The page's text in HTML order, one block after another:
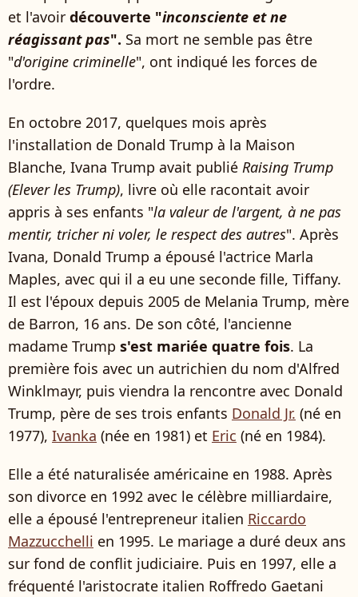
et l'avoir découverte "inconsciente et ne
réagissant pas". Sa mort ne semble pas être
"d'origine criminelle", ont indiqué les forces de
l'ordre.
En octobre 2017, quelques mois après
l'installation de Donald Trump à la Maison
Blanche, Ivana Trump avait publié Raising Trump
(Elever les Trump), livre où elle racontait avoir
appris à ses enfants "la valeur de l'argent, à ne pas
mentir, tricher ni voler, le respect des autres". Après
Ivana, Donald Trump a épousé l'actrice Marla
Maples, avec qui il a eu une seconde fille, Tiffany.
Il est l'époux depuis 2005 de Melania Trump, mère
de Barron, 16 ans. De son côté, l'ancienne
madame Trump s'est mariée quatre fois. La
première fois avec un autrichien du nom d'Alfred
Winklmayr, puis viendra la rencontre avec Donald
Trump, père de ses trois enfants Donald Jr. (né en
1977), Ivanka (née en 1981) et Eric (né en 1984).
Elle a été naturalisée américaine en 1988. Après
son divorce en 1992 avec le célèbre milliardaire,
elle a épousé l'entrepreneur italien Riccardo
Mazzucchelli en 1995. Le mariage a duré deux ans
sur fond de conflit judiciaire. Puis en 1997, elle a
fréquenté l'aristocrate italien Roffredo Gaetani